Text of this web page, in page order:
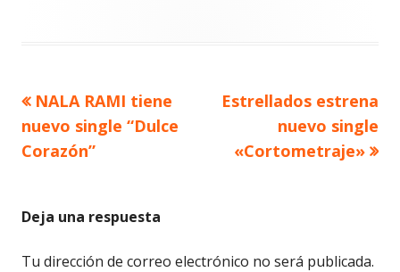
Navegación
de
Artículo
anterior
NALA RAMI tiene
nuevo single “Dulce
Corazón”
Artículo
siguiente
Estrellados estrena
nuevo single
«Cortometraje»
Deja una respuesta
Tu dirección de correo electrónico no será publicada.